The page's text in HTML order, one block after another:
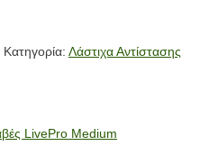
Κατηγορία: Λάστιχα Αντίστασης